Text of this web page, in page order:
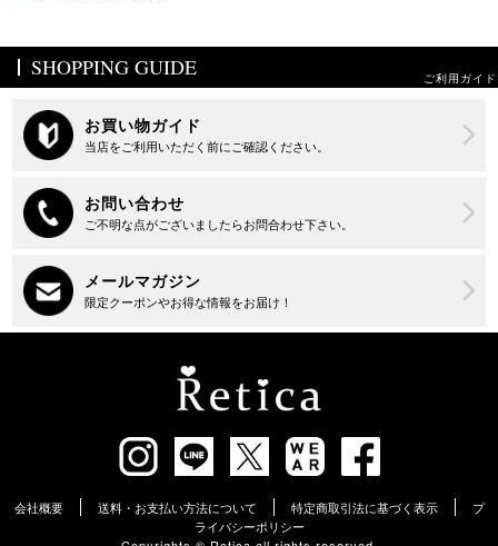
SHOPPING GUIDE ご利用ガイド
会社概要 送料・お支払い方法について 特定商取引法に基づく表示
プ
ライバシーポリシー